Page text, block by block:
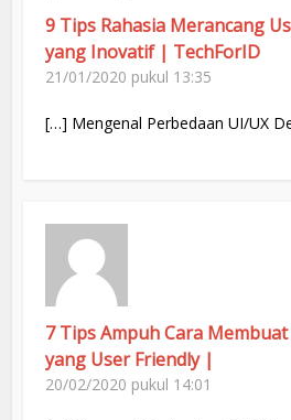
9 Tips Rahasia Merancang
yang Inovatif | TechForID
21/01/2020 pukul 13:35
[…] Mengenal Perbedaan UI/UX
7 Tips Ampuh Cara
yang User Friendly |
20/02/2020 pukul 14:01